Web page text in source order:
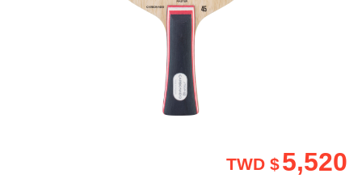
5,520
TWD $